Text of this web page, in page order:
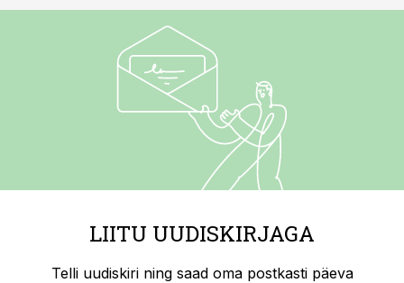
LIITU UUDISKIRJAGA
Telli uudiskiri ning saad oma postkasti päeva